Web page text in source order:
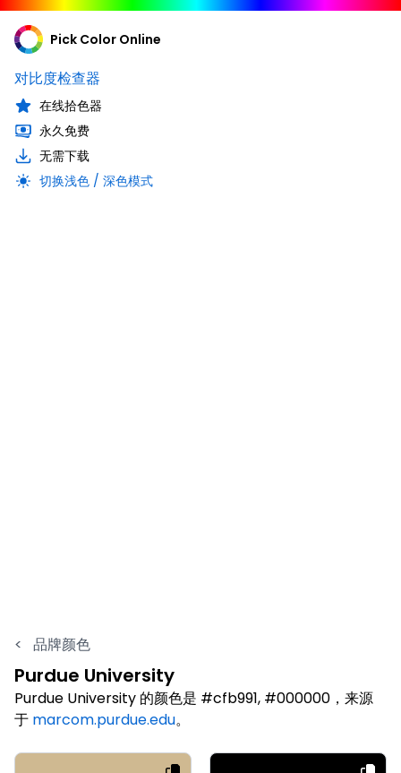
Pick Color Online
对比度检查器
在线拾色器
永久免费
无需下载
切换浅色 / 深色模式
< 品牌颜色
Purdue University
Purdue University 的颜色是 #cfb991, #000000，来源
于 marcom.purdue.edu。